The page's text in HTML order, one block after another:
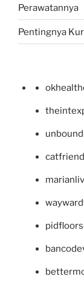
Perawatannya
Pentingnya